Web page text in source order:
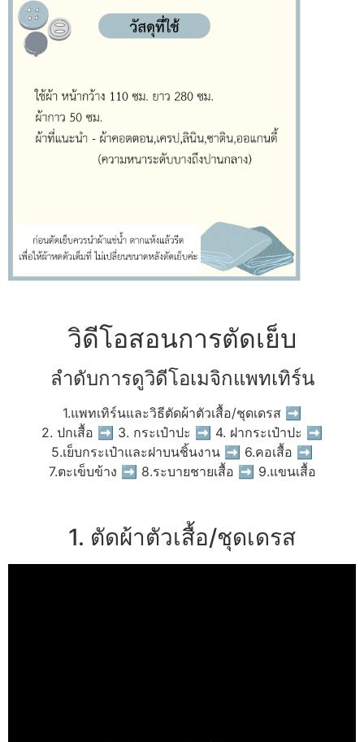
วิดีโอสอนการตัดเย็บ
ลำดับการดูวิดีโอเมจิกแพทเทิร์น
1.แพทเทิร์นและวิธีตัดผ้าตัวเสื้อ/ชุดเดรส ➡
2. ปกเสื้อ ➡ 3. กระเป๋าปะ ➡ 4. ฝากระเป๋าปะ ➡
5.เย็บกระเป๋าและฝาบนชิ้นงาน ➡ 6.คอเสื้อ ➡
7.ตะเข็บข้าง ➡ 8.ระบายชายเสื้อ ➡ 9.แขนเสื้อ
1. ตัดผ้าตัวเสื้อ/ชุดเดรส